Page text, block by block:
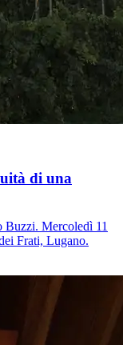
di una
Buzzi. Mercoledì 11
Frati, Lugano.